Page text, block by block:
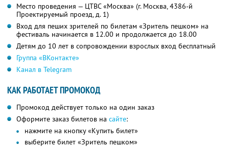
Место проведения — ЦТВС «Москва» (г. Москва, 4386-й
Проектируемый проезд, д. 1)
Вход для пеших зрителей по билетам «Зритель пешком» на
фестиваль начинается в 12.00 и продолжается до 18.00
Детям до 10 лет в сопровождении взрослых вход бесплатный
Группа «ВКонтакте»
Канал в Telegram
КАК РАБОТАЕТ ПРОМОКОД
Промокод действует только на один заказ
Оформите заказ билетов на сайте:
нажмите на кнопку «Купить билет»
выберите билет «Зритель пешком»